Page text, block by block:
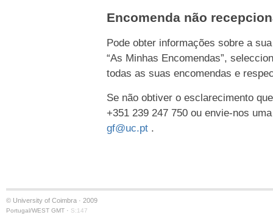
Encomenda não
Pode obter informações sobre a
“As Minhas Encomendas”,
todas as suas encomendas e
Se não obtiver o esclarecimento
+351 239 247 750 ou envie-nos
gf@uc.pt .
© University of Coimbra · 2009
Portugal/WEST GMT · S:147